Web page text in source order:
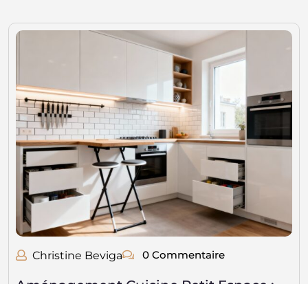
Christine Beviga 0 Commentaire